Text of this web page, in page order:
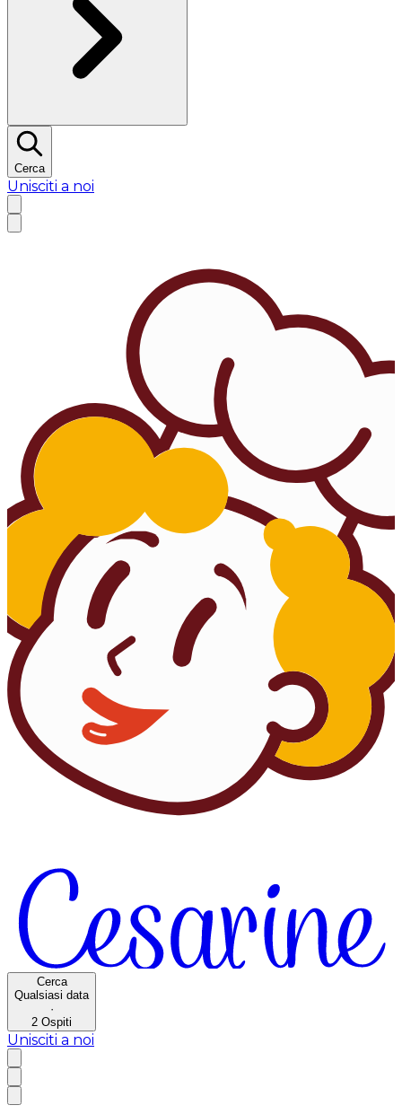
Cerca
Unisciti a noi
Cerca
Qualsiasi data
·
2 Ospiti
Unisciti a noi